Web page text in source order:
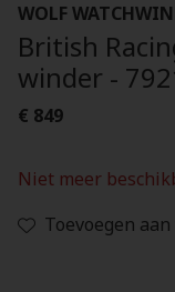
WOLF
British
winder -
€ 849
Niet meer
Toevoegen